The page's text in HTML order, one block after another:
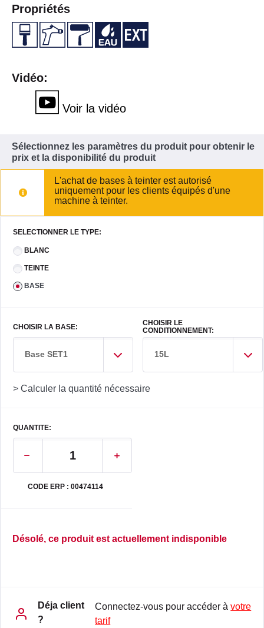
Propriétés
Vidéo:
Voir la vidéo
Sélectionnez les paramètres du produit pour obtenir le
prix et la disponibilité du produit
L'achat de bases à teinter est autorisé
uniquement pour les clients équipés d'une
machine à teinter.
SELECTIONNER LE TYPE:
BLANC
TEINTE
BASE
CHOISIR LA BASE:
Base SET1
CHOISIR LE
CONDITIONNEMENT:
15L
> Calculer la quantité nécessaire
QUANTITE:
CODE ERP : 00474114
Désolé, ce produit est actuellement indisponible
Déja client
?
Connectez-vous pour accéder àvotre
tarif